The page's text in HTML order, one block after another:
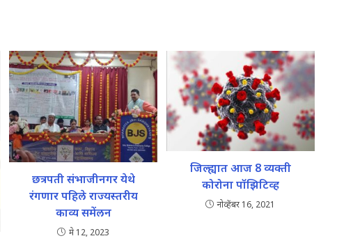
छत्रपती संभाजीनगर येथे
रंगणार पहिले राज्यस्तरीय
काव्य समेंलन
मे 12, 2023
जिल्ह्यात आज 8 व्यक्ती
कोरोना पॉझिटिव्ह
नोव्हेंबर 16, 2021